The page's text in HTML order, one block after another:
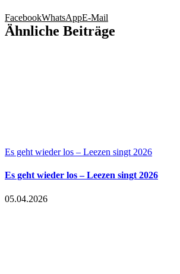
FacebookWhatsAppE-Mail
Ähnliche Beiträge
Es geht wieder los – Leezen singt 2026
Es geht wieder los – Leezen singt 2026
05.04.2026